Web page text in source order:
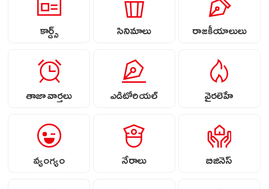
కార్డ్స్ సినిమాలు రాజకీయాలులు
తాజా వార్తలు ఎడిటోరియల్ వైరలెహే
వ్యంగ్యం నేరాలు బిజినెస్